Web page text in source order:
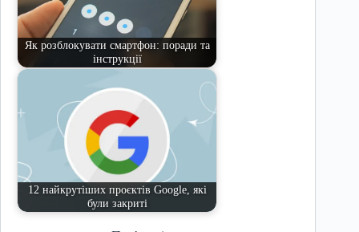
Як розблокувати смартфон: поради та
інструкції
12 найкрутіших проєктів Google, які
були закриті